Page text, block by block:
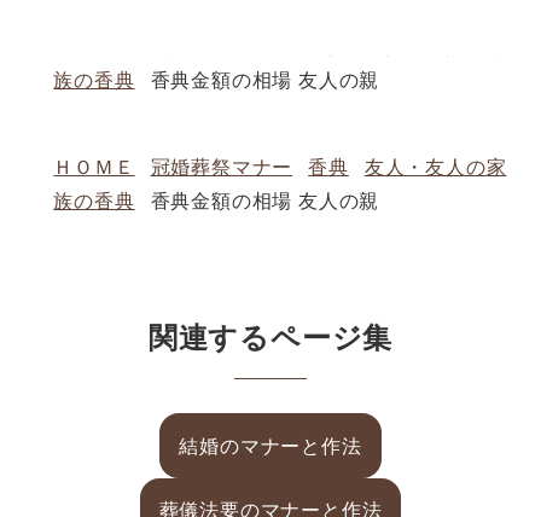
族の香典
香典金額の相場 友人の親
ＨＯＭＥ 冠婚葬祭マナー 香典
友人・友人の家
族の香典
香典金額の相場 友人の親
関連するページ集
結婚のマナーと作法
葬儀法要のマナーと作法